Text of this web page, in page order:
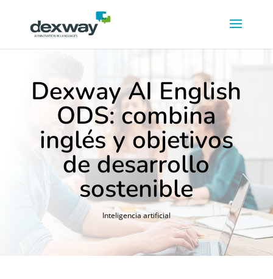
Dexway AI English
ODS: combina
inglés y objetivos
de desarrollo
sostenible
Inteligencia artificial